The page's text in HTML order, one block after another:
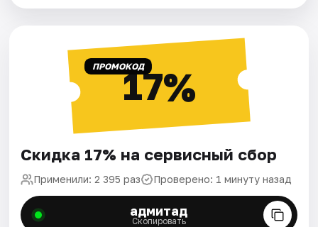
ПРОМОКОД17%
Скидка 17% на сервисный сбор
Применили: 2 395 раз Проверено: 1 минуту назад
адмитад
Скопировать